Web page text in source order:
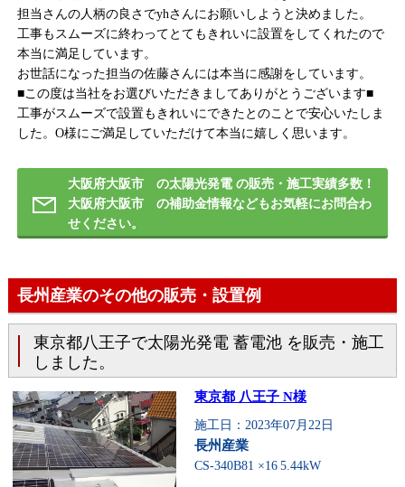
担当さんの人柄の良さでyhさんにお願いしようと決めました。
工事もスムーズに終わってとてもきれいに設置をしてくれたので
本当に満足しています。
お世話になった担当の佐藤さんには本当に感謝をしています。
■この度は当社をお選びいただきましてありがとうございます■
工事がスムーズで設置もきれいにできたとのことで安心いたしま
した。O様にご満足していただけて本当に嬉しく思います。
大阪府大阪市 の太陽光発電 の販売・施工実績多数！
大阪府大阪市 の補助金情報などもお気軽にお問合わ
せください。
長州産業のその他の販売・設置例
東京都八王子で太陽光発電 蓄電池 を販売・施工
しました。
東京都 八王子 N様
施工日：2023年07月22日
長州産業
CS-340B81 ×16 5.44kW